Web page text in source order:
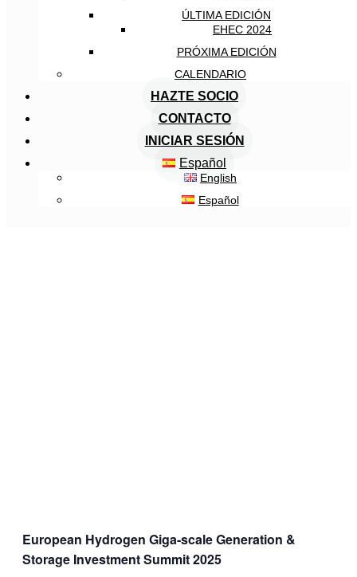
ÚLTIMA EDICIÓN
EHEC 2024
PRÓXIMA EDICIÓN
CALENDARIO
HAZTE SOCIO
CONTACTO
INICIAR SESIÓN
Español
English
Español
European Hydrogen Giga-scale Generation &
Storage Investment Summit 2025